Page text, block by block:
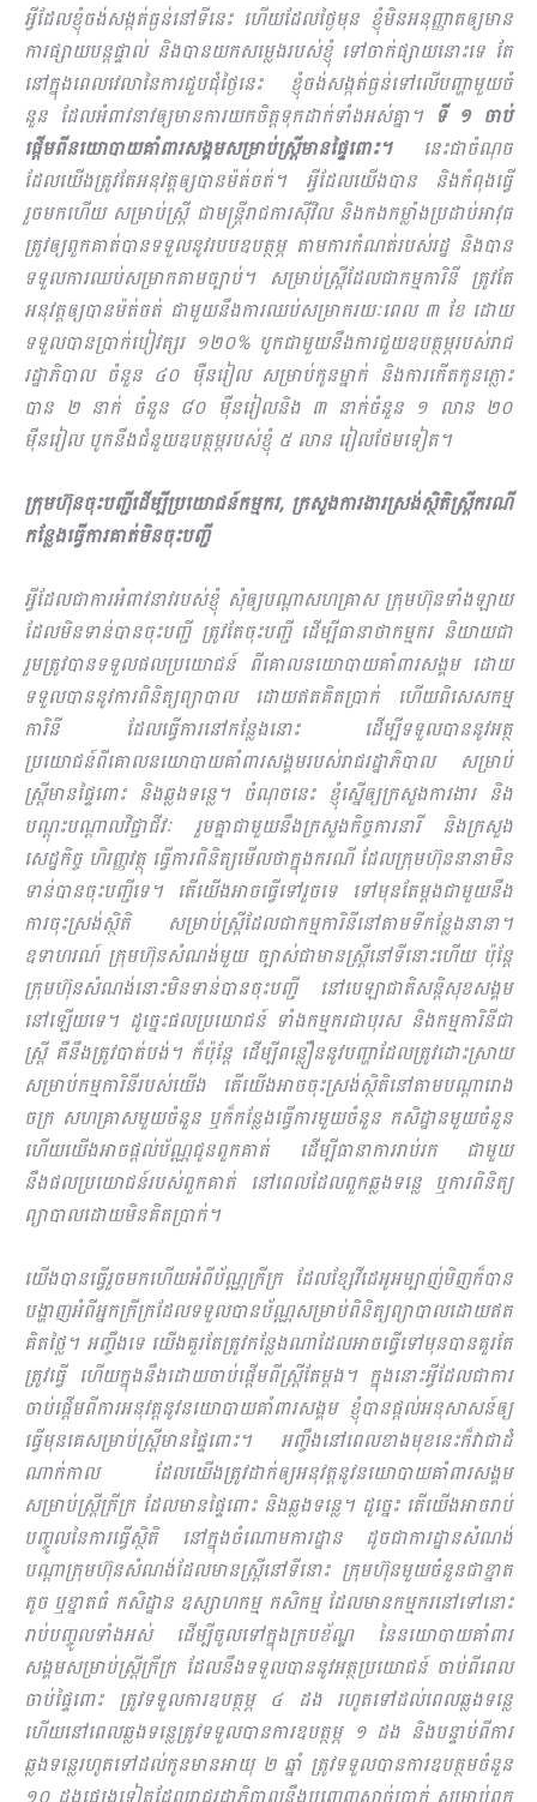
អ្វីដែលខ្ញុំចង់សង្កត់ធ្ងន់នៅទីនេះ ហើយដែលថ្ងៃមុន ខ្ញុំមិនអនុញ្ញាតឲ្យមាន
ការផ្សាយបន្តផ្ទាល់ និងបានយកសម្លេងរបស់ខ្ញុំ ទៅចាក់ផ្សាយនោះទេ តែ
នៅក្នុងពេលវេលានៃការជួបជុំថ្ងៃនេះ ខ្ញុំចង់សង្កត់ធ្ងន់ទៅលើបញ្ហាមួយចំ​
នួន ដែលអំពាវនាវឲ្យមានការយកចិត្តទុកដាក់ទាំងអស់គ្នា។ ទី ១ ចាប់
ផ្ដើមពីនយោបាយគាំពារសង្គមសម្រាប់ស្ត្រីមានផ្ទៃពោះ។នេះជាចំណុច
ដែលយើងត្រូវតែអនុវត្តឲ្យបានម៉ត់ចត់។ អ្វីដែលយើងបាន និងកំពុងធ្វើ
រួចមកហើយ សម្រាប់ស្ត្រី ជាមន្ត្រីរាជការស៊ីវិល និងកងកម្លាំងប្រដាប់អាវុធ
ត្រូវឲ្យពួកគាត់បានទទួលនូវរបបឧបត្ថម្ភ តាមការកំណត់របស់រដ្ឋ និងបាន
ទទួលការឈប់សម្រាកតាមច្បាប់។ សម្រាប់ស្ត្រីដែលជាកម្មការិនី ត្រូវតែ
អនុវត្តឲ្យបានម៉ត់ចត់ ជាមួយនឹងការឈប់សម្រាករយៈពេល ៣ ខែ ដោយ
ទទួលបានប្រាក់បៀវត្សរ ១២០% បូកជាមួយនឹងការជួយឧបត្ថម្ភរបស់រាជ
រដ្ឋាភិបាល ចំនួន ៤០ ម៉ឺនរៀល សម្រាប់កូនម្នាក់ និងការកើតកូនភ្លោះ
បាន ២ នាក់ ចំនួន ៨០ ម៉ឺនរៀលនិង ៣ នាក់ចំនួន ១ លាន ២០
ម៉ឺនរៀល បូកនឹងជំនួយឧបត្ថម្ភរបស់ខ្ញុំ ៥ លាន រៀលថែមទៀត។
ក្រុមហ៊ុនចុះបញ្ជីដើម្បីប្រយោជន៍កម្មករ, ក្រសួងការងារស្រង់​ស្ថិតិស្ដ្រី​ករណី
កន្លែងធ្វើការគាត់មិនចុះបញ្ជី
អ្វីដែលជាការអំពាវនាវរបស់ខ្ញុំ សុំឲ្យបណ្ដាសហគ្រាស ក្រុមហ៊ុនទាំងឡាយ
ដែលមិនទាន់បានចុះបញ្ជី ត្រូវតែចុះបញ្ជី ដើម្បីធានាថាកម្មករ និយាយជា
រួមត្រូវបានទទួលផលប្រយោជន៍ ពីគោលនយោបាយគាំពារសង្គម ដោយ
ទទួលបាននូវការពិនិត្យព្យាបាល ដោយឥតគិតប្រាក់ ហើយពិសេសកម្ម
ការិនី ដែលធ្វើការនៅកន្លែងនោះ ដើម្បីទទួលបាននូវអត្ថ
ប្រយោជន៍ពីគោលនយោបាយគាំពារសង្គមរបស់រាជរដ្ឋាភិបាល សម្រាប់
ស្ត្រីមានផ្ទៃពោះ និងឆ្លងទន្លេ។ ចំណុចនេះ ខ្ញុំស្នើឲ្យក្រសួងការងារ និង
បណ្ដុះបណ្ដាលវិជ្ជាជីវៈ រួមគ្នាជាមួយនឹងក្រសួងកិច្ចការនារី និងក្រសួង
សេដ្ឋកិច្ច ហិរញ្ញវត្ថុ ធ្វើការពិនិត្យមើលថាក្នុងករណី ដែលក្រុមហ៊ុននានាមិន
ទាន់បានចុះបញ្ជីទេ។ តើយើងអាចធ្វើទៅរួចទេ ទៅមុនតែម្ដងជាមួយនឹង
ការចុះស្រង់ស្ថិតិ សម្រាប់ស្ត្រីដែលជាកម្មការិនីនៅតាមទីកន្លែងនានា។
ឧទាហរណ៍ ក្រុមហ៊ុនសំណង់មួយ ច្បាស់ជាមានស្ត្រីនៅទីនោះហើយ ប៉ុន្តែ
ក្រុមហ៊ុនសំណង់នោះមិនទាន់បានចុះបញ្ជី នៅបេឡាជាតិសន្តិសុខសង្គម
នៅឡើយទេ។ ដូច្នេះផលប្រយោជន៍ ទាំងកម្មករជាបុរស និងកម្មការិនីជា
ស្ត្រី គឺនឹងត្រូវបាត់បង់។ ក៏ប៉ុន្តែ ដើម្បីពន្លឿននូវបញ្ហាដែលត្រូវដោះស្រាយ
សម្រាប់កម្មការិនីរបស់យើង តើយើងអាចចុះស្រង់ស្ថិតិនៅតាមបណ្ដារោង
ចក្រ សហគ្រាសមួយចំនួន ឬក៏កន្លែងធ្វើការមួយចំនួន កសិដ្ឋានមួយចំនួន
ហើយយើងអាចផ្ដល់ប័ណ្ណជូនពួកគាត់ ដើម្បីធានាការរាប់រក ជាមួយ
នឹងផលប្រយោជន៍របស់ពួកគាត់ នៅពេលដែលពួកឆ្លងទន្លេ ឬការពិនិត្យ
ព្យាបាលដោយមិនគិតប្រាក់។
យើងបានធ្វើរួចមកហើយអំពីប័ណ្ណក្រីក្រ ដែលខ្សែវីដេអូអម្បាញ់មិញក៏បាន
បង្ហាញអំពីអ្នកក្រីក្រដែលទទួលបានប័ណ្ណសម្រាប់ពិនិត្យព្យាបាលដោយឥត
គិតថ្លៃ។ អញ្ចឹងទេ យើងគួរតែត្រូវកន្លែងណាដែលអាចធ្វើទៅមុនបានគួរតែ
ត្រូវធ្វើ ហើយក្នុងនឹងដោយចាប់ផ្ដើមពីស្ត្រីតែម្ដង។ ក្នុងនោះអ្វីដែលជាការ
ចាប់ផ្ដើមពីការអនុវត្តនូវនយោបាយគាំពារសង្គម ខ្ញុំបានផ្ដល់អនុសាសន៍ឲ្យ
ធ្វើមុនគេសម្រាប់ស្រ្តីមានផ្ទៃពោះ។ អញ្ចឹងនៅពេលខាងមុខនេះក៏វាជាដំ​
ណាក់កាល ដែលយើងត្រូវដាក់ឲ្យអនុវត្តនូវនយោបាយគាំពារសង្គម
សម្រាប់ស្ត្រីក្រីក្រ ដែលមានផ្ទៃពោះ និងឆ្លងទន្លេ។ ដូច្នេះ តើយើងអាចរាប់
បញ្ចូលនៃការធ្វើស្ថិតិ នៅក្នុងចំណោមការដ្ឋាន ដូចជាការដ្ឋានសំណង់
បណ្ដាក្រុមហ៊ុនសំណង់ដែលមានស្ត្រីនៅទីនោះ ក្រុមហ៊ុនមួយចំនួនជាខ្នាត
តូច​ ឬខ្នាតធំ កសិដ្ឋាន ឧស្សាហកម្ម កសិកម្ម ដែលមានកម្មករនៅទៅនោះ
រាប់បញ្ចូលទាំងអស់ ដើម្បីចូលទៅក្នុងក្របខ័ណ្ឌ នៃនយោបាយគាំពារ
សង្គមសម្រាប់ស្ត្រីក្រីក្រ ដែលនឹងទទួលបាននូវអត្ថប្រយោជន៍ ចាប់ពីពេល
ចាប់ផ្ទៃពោះ ត្រូវទទួលការឧបត្ថម្ភ ៤ ដង រហូតទៅដល់ពេលឆ្លងទន្លេ
ហើយនៅពេលឆ្លងទន្លេត្រូវទទួលបានការឧបត្ថម្ភ ១ ដង និងបន្ទាប់ពីការ
ឆ្លងទន្លេរហូតទៅដល់កូនមានអាយុ ២ ឆ្នាំ ត្រូវទទួលបានការឧបត្ថមចំនួន